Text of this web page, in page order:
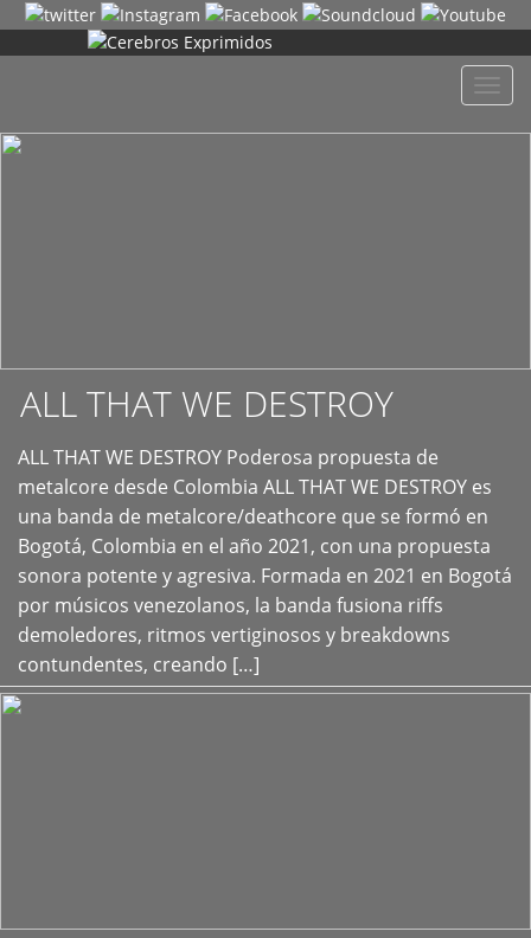
ALL THAT WE DESTROY
ALL THAT WE DESTROY Poderosa propuesta de
metalcore desde Colombia ALL THAT WE DESTROY es
una banda de metalcore/deathcore que se formó en
Bogotá, Colombia en el año 2021, con una propuesta
sonora potente y agresiva. Formada en 2021 en Bogotá
por músicos venezolanos, la banda fusiona riffs
demoledores, ritmos vertiginosos y breakdowns
contundentes, creando […]
+